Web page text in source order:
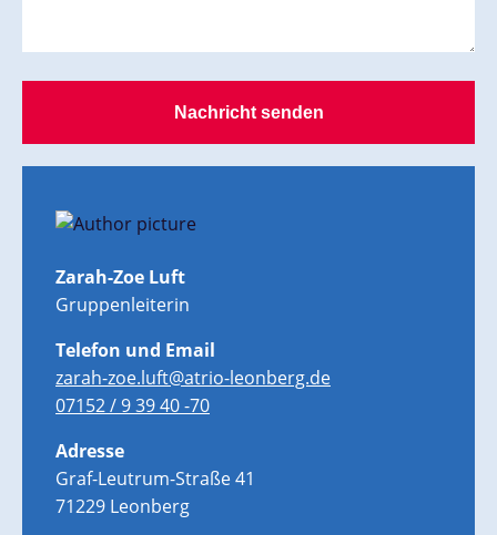
Nachricht senden
Zarah-Zoe Luft
Gruppenleiterin
Telefon und Email
zarah-zoe.luft@atrio-leonberg.de
07152 / 9 39 40 -70
Adresse
Graf-Leutrum-Straße 41
71229 Leonberg